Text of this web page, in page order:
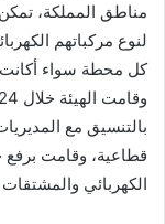
مناطق المملكة،
لنوع مركباتهم
كل محطة سواء أكانت
الكهربائي